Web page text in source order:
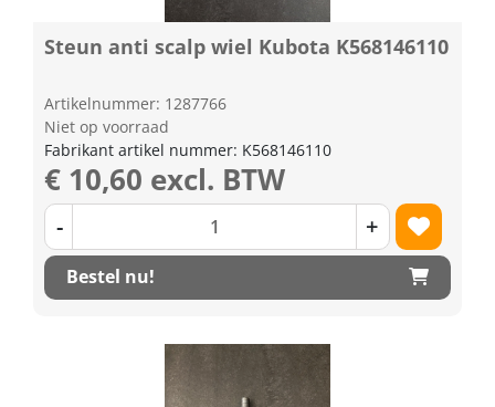
Steun anti scalp wiel Kubota K568146110
Artikelnummer: 1287766
Niet op voorraad
Fabrikant artikel nummer: K568146110
€ 10,60 excl. BTW
- +
Bestel nu!